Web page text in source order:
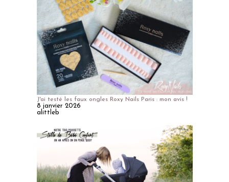
J'ai testé les faux ongles Roxy Nails Paris : mon avis !
8 janvier 2026
alittleb